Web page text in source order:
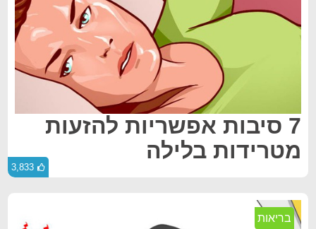
7 סיבות אפשריות להזעות
מטרידות בלילה
3,833
בריאות